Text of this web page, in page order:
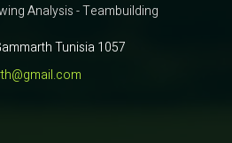
Analysis - Teambuilding
Tunisia 1057